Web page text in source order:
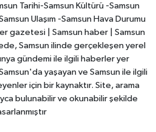
Tarihi-Samsun Kültürü -Samsun
Ulaşım -Samsun Hava Durumu
gazetesi | Samsun haber | Samsun
Samsun ilinde gerçekleşen yerel
gündemi ile ilgili haberler yer
yaşayan ve Samsun ile ilgili
için bir kaynaktır. Site, arama
bulunabilir ve okunabilir şekilde